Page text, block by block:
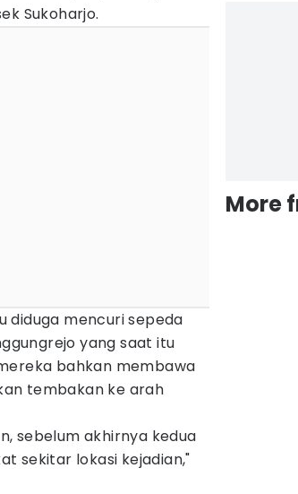
Sukoharjo.
diduga mencuri sepeda
yang saat itu
bahkan membawa
tembakan ke arah
sebelum akhirnya kedua
sekitar lokasi kejadian,"
More